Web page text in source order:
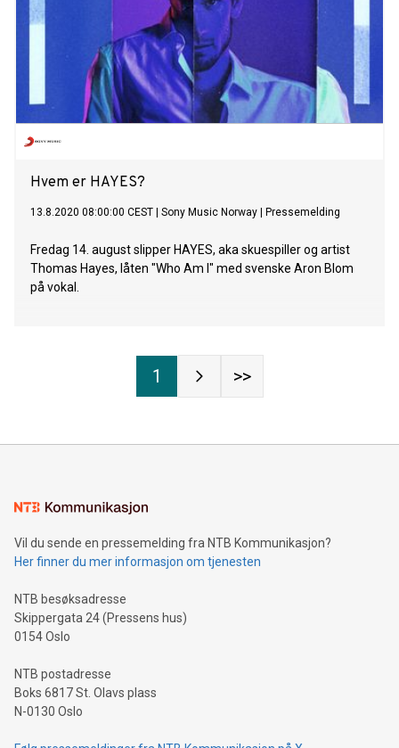
Hvem er HAYES?
13.8.2020 08:00:00 CEST Sony Music Norway Pressemelding
Fredag 14. august slipper HAYES, aka skuespiller og artist
Thomas Hayes, låten "Who Am I" med svenske Aron Blom
på vokal.
1 >>
Vil du sende en pressemelding fra NTB Kommunikasjon?
Her finner du mer informasjon om tjenesten
NTB besøksadresse
Skippergata 24 (Pressens hus)
0154 Oslo
NTB postadresse
Boks 6817 St. Olavs plass
N-0130 Oslo